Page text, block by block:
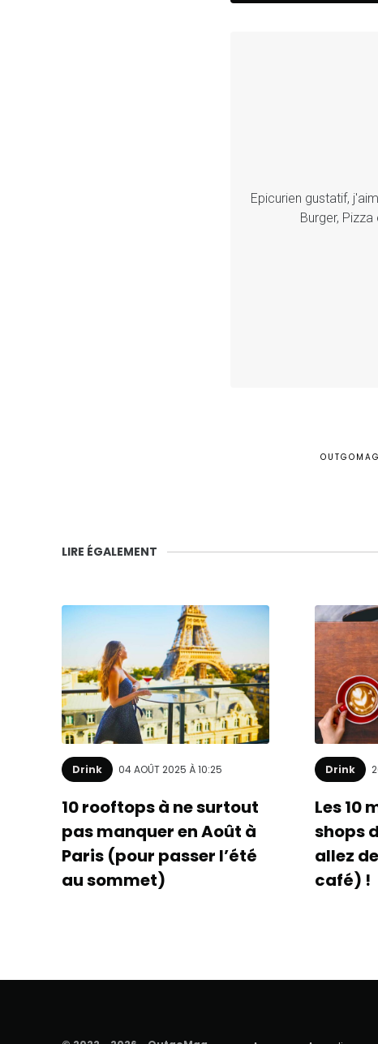
Epicurien gustatif,
Burger,
OUTGOMAG
LIRE ÉGALEMENT
Drink 04 AOÛT 2025 À 10:25
10 rooftops à ne surtout
pas manquer en Août à
Paris (pour passer l’été
au sommet)
Drink
Les 10
shops
allez
café) !